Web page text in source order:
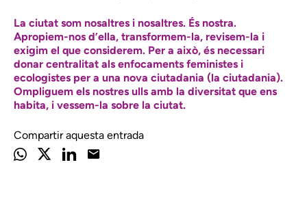
La ciutat som nosaltres i nosaltres. És nostra.
Apropiem-nos d’ella, transformem-la, revisem-la i
exigim el que considerem. Per a això, és necessari
donar centralitat als enfocaments feministes i
ecologistes per a una nova ciutadania (la ciutadania).
Ompliguem els nostres ulls amb la diversitat que ens
habita, i vessem-la sobre la ciutat.
Compartir aquesta entrada